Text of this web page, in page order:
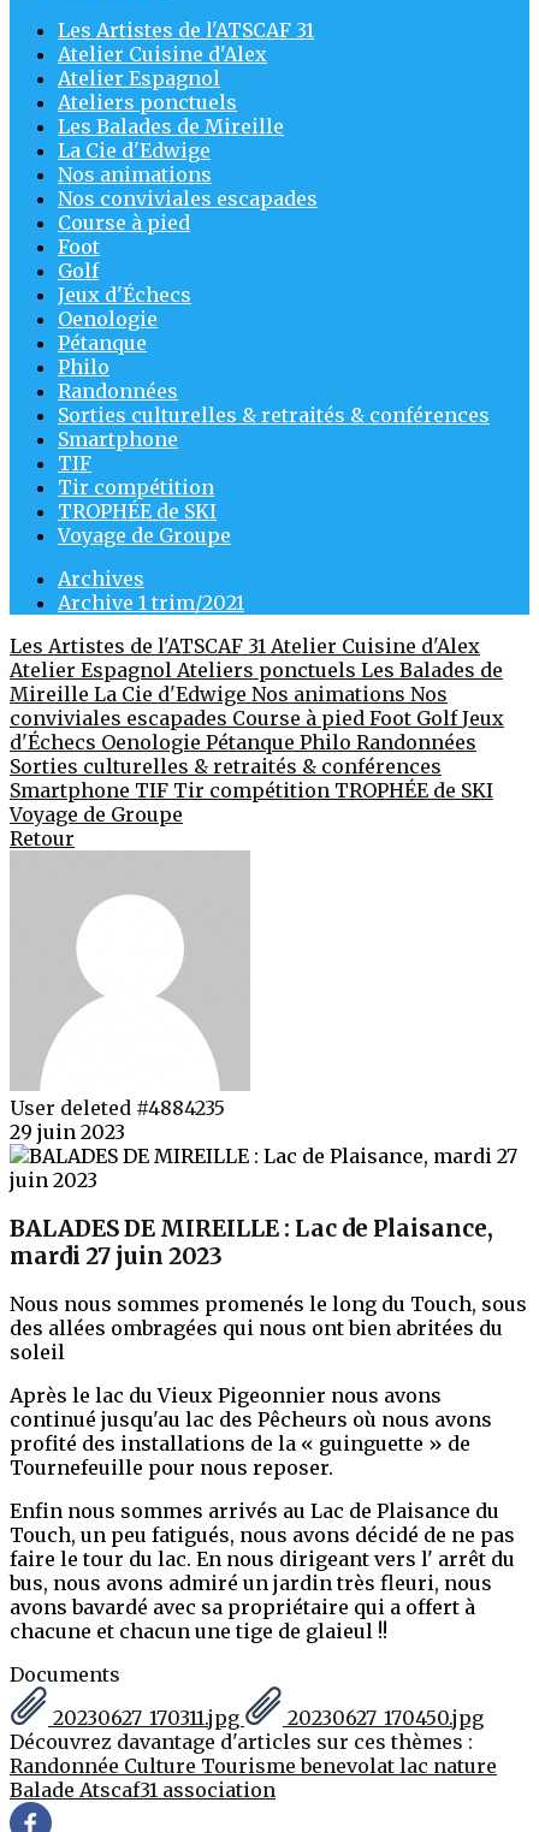
Les Artistes de l'ATSCAF 31
Atelier Cuisine d'Alex
Atelier Espagnol
Ateliers ponctuels
Les Balades de Mireille
La Cie d'Edwige
Nos animations
Nos conviviales escapades
Course à pied
Foot
Golf
Jeux d'Échecs
Oenologie
Pétanque
Philo
Randonnées
Sorties culturelles & retraités & conférences
Smartphone
TIF
Tir compétition
TROPHÉE de SKI
Voyage de Groupe
Archives
Archive 1 trim/2021
Les Artistes de l'ATSCAF 31 Atelier Cuisine d'Alex
Atelier Espagnol Ateliers ponctuels Les Balades de
Mireille La Cie d'Edwige Nos animations Nos
conviviales escapades Course à pied Foot GolfJeux
d'Échecs Oenologie Pétanque Philo Randonnées
Sorties culturelles & retraités & conférences
Smartphone TIF Tir compétition TROPHÉE de SKI
Voyage de Groupe
Retour
User deleted #4884235
29 juin 2023
BALADES DE MIREILLE : Lac de Plaisance,
mardi 27 juin 2023
Nous nous sommes promenés le long du Touch, sous
des allées ombragées qui nous ont bien abritées du
soleil
Après le lac du Vieux Pigeonnier nous avons
continué jusqu'au lac des Pêcheurs où nous avons
profité des installations de la « guinguette » de
Tournefeuille pour nous reposer.
Enfin nous sommes arrivés au Lac de Plaisance du
Touch, un peu fatigués, nous avons décidé de ne pas
faire le tour du lac. En nous dirigeant vers l' arrêt du
bus, nous avons admiré un jardin très fleuri, nous
avons bavardé avec sa propriétaire qui a offert à
chacune et chacun une tige de glaieul !!
Documents
20230627_170311.jpg
20230627_170450.jpg
Découvrez davantage d'articles sur ces thèmes :
Randonnée Culture Tourismebenevolat lac nature
Balade Atscaf31 association